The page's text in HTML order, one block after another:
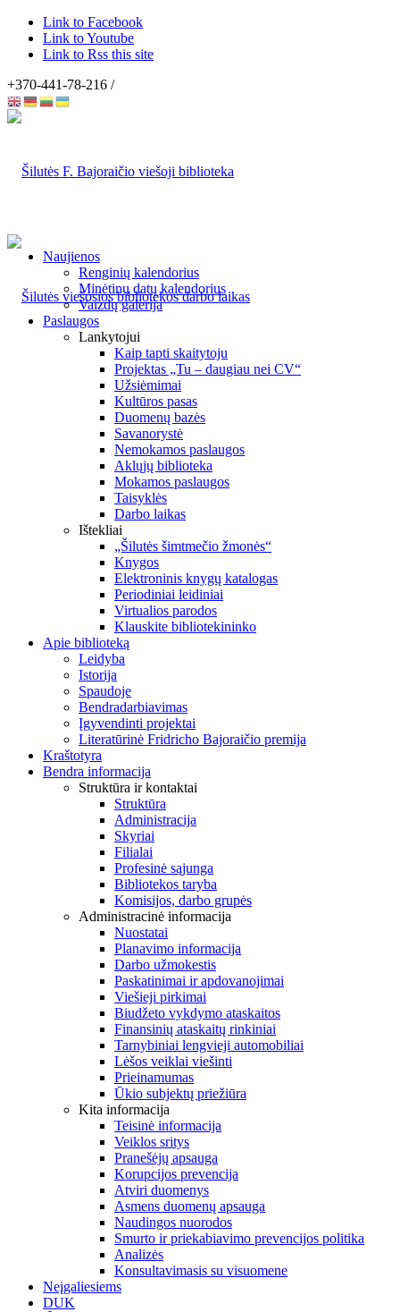
Link to Facebook
Link to Youtube
Link to Rss this site
+370-441-78-216 /
Naujienos
Renginių kalendorius
Minėtinų datų kalendorius
Vaizdų galerija
Paslaugos
Lankytojui
Kaip tapti skaitytoju
Projektas „Tu – daugiau nei CV“
Užsiėmimai
Kultūros pasas
Duomenų bazės
Savanorystė
Nemokamos paslaugos
Aklųjų biblioteka
Mokamos paslaugos
Taisyklės
Darbo laikas
Ištekliai
„Šilutės šimtmečio žmonės“
Knygos
Elektroninis knygų katalogas
Periodiniai leidiniai
Virtualios parodos
Klauskite bibliotekininko
Apie biblioteką
Leidyba
Istorija
Spaudoje
Bendradarbiavimas
Įgyvendinti projektai
Literatūrinė Fridricho Bajoraičio premija
Kraštotyra
Bendra informacija
Struktūra ir kontaktai
Struktūra
Administracija
Skyriai
Filialai
Profesinė sąjunga
Bibliotekos taryba
Komisijos, darbo grupės
Administracinė informacija
Nuostatai
Planavimo informacija
Darbo užmokestis
Paskatinimai ir apdovanojimai
Viešieji pirkimai
Biudžeto vykdymo ataskaitos
Finansinių ataskaitų rinkiniai
Tarnybiniai lengvieji automobiliai
Lėšos veiklai viešinti
Prieinamumas
Ūkio subjektų priežiūra
Kita informacija
Teisinė informacija
Veiklos sritys
Pranešėjų apsauga
Korupcijos prevencija
Atviri duomenys
Asmens duomenų apsauga
Naudingos nuorodos
Smurto ir priekabiavimo prevencijos politika
Analizės
Konsultavimasis su visuomene
Neįgaliesiems
DUK